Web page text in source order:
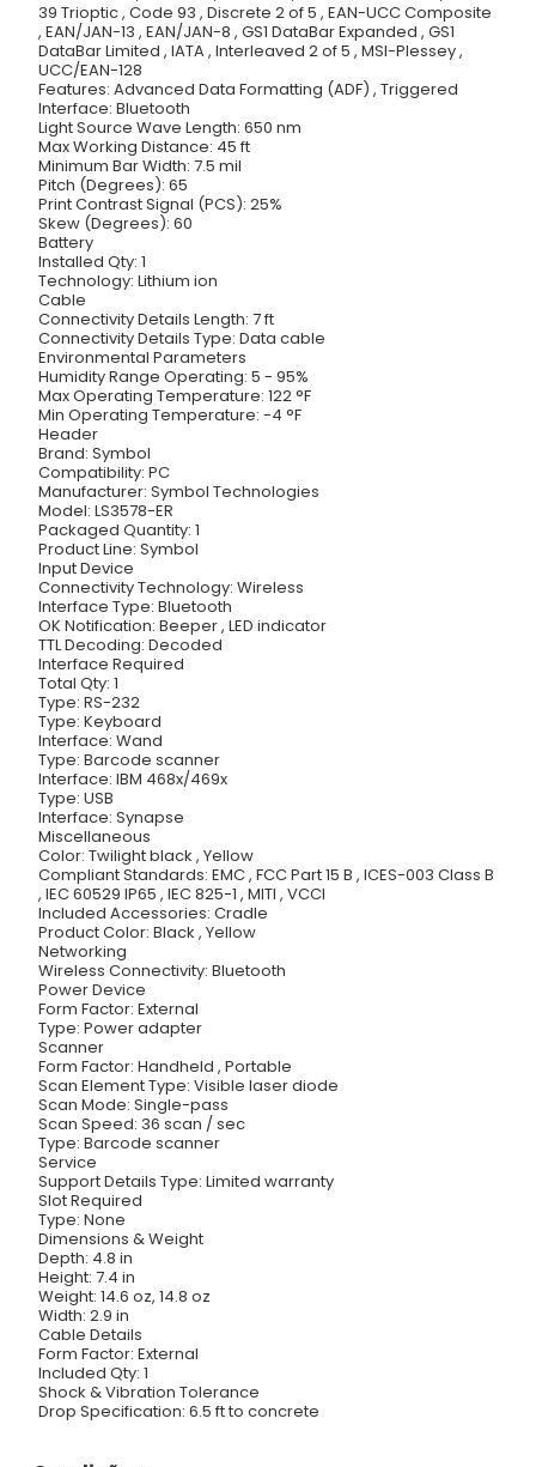
39 Trioptic , Code 93 , Discrete 2 of 5 , EAN-UCC Composite
, EAN/JAN-13 , EAN/JAN-8 , GS1 DataBar Expanded , GS1
DataBar Limited , IATA , Interleaved 2 of 5 , MSI-Plessey ,
UCC/EAN-128
Features: Advanced Data Formatting (ADF) , Triggered
Interface: Bluetooth
Light Source Wave Length: 650 nm
Max Working Distance: 45 ft
Minimum Bar Width: 7.5 mil
Pitch (Degrees): 65
Print Contrast Signal (PCS): 25%
Skew (Degrees): 60
Battery
Installed Qty: 1
Technology: Lithium ion
Cable
Connectivity Details Length: 7 ft
Connectivity Details Type: Data cable
Environmental Parameters
Humidity Range Operating: 5 - 95%
Max Operating Temperature: 122 °F
Min Operating Temperature: -4 °F
Header
Brand: Symbol
Compatibility: PC
Manufacturer: Symbol Technologies
Model: LS3578-ER
Packaged Quantity: 1
Product Line: Symbol
Input Device
Connectivity Technology: Wireless
Interface Type: Bluetooth
OK Notification: Beeper , LED indicator
TTL Decoding: Decoded
Interface Required
Total Qty: 1
Type: RS-232
Type: Keyboard
Interface: Wand
Type: Barcode scanner
Interface: IBM 468x/469x
Type: USB
Interface: Synapse
Miscellaneous
Color: Twilight black , Yellow
Compliant Standards: EMC , FCC Part 15 B , ICES-003 Class B
, IEC 60529 IP65 , IEC 825-1 , MITI , VCCI
Included Accessories: Cradle
Product Color: Black , Yellow
Networking
Wireless Connectivity: Bluetooth
Power Device
Form Factor: External
Type: Power adapter
Scanner
Form Factor: Handheld , Portable
Scan Element Type: Visible laser diode
Scan Mode: Single-pass
Scan Speed: 36 scan / sec
Type: Barcode scanner
Service
Support Details Type: Limited warranty
Slot Required
Type: None
Dimensions & Weight
Depth: 4.8 in
Height: 7.4 in
Weight: 14.6 oz, 14.8 oz
Width: 2.9 in
Cable Details
Form Factor: External
Included Qty: 1
Shock & Vibration Tolerance
Drop Specification: 6.5 ft to concrete